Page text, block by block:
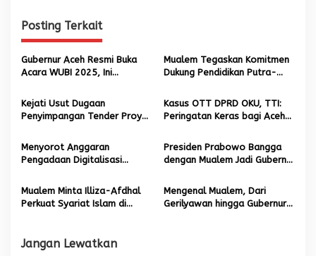
g
a
s
i
p
o
s
Posting Terkait
Gubernur Aceh Resmi Buka
Acara WUBI 2025, Ini
Mualem Tegaskan Komitmen
Dukung Pendidikan Putra-
Kejati Usut Dugaan
Penyimpangan Tender Proyek
2024, Sejumlah Kadis
Diperiksa
Kasus OTT DPRD OKU, TTI:
Peringatan Keras bagi Aceh
Pokir
Menyorot Anggaran
Pengadaan Digitalisasi
Aceh
Presiden Prabowo Bangga
dengan Mualem Jadi Gubernur
Mualem Minta Illiza-Afdhal
Perkuat Syariat Islam di
Mengenal Mualem, Dari
Gerilyawan hingga Gubernur
Jangan Lewatkan